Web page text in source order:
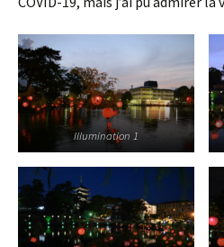
Illumination 1